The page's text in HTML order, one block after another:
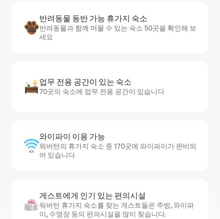
반려동물 동반 가능 휴가지 숙소
반려동물과 함께 머물 수 있는 숙소 50곳을 확인해 보
세요
업무 전용 공간이 있는 숙소
70곳의 숙소에 업무 전용 공간이 있습니다
와이파이 이용 가능
워버턴의 휴가지 숙소 중 170곳에 와이파이가 완비되
어 있습니다
게스트에게 인기 있는 편의시설
워버턴 휴가지 숙소를 찾는 게스트들은 주방, 와이파
이, 수영장 등의 편의시설을 많이 찾습니다.